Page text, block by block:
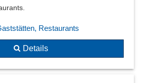
Restaurants
Details